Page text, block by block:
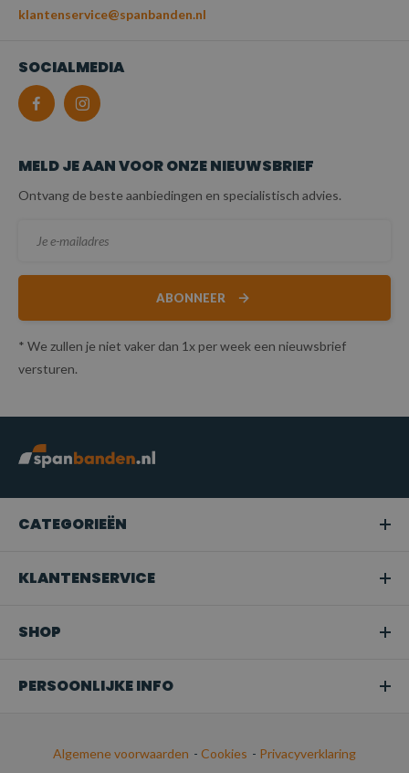
klantenservice@spanbanden.nl
SOCIALMEDIA
MELD JE AAN VOOR ONZE NIEUWSBRIEF
Ontvang de beste aanbiedingen en specialistisch advies.
ABONNEER
* We zullen je niet vaker dan 1x per week een nieuwsbrief
versturen.
CATEGORIEËN
KLANTENSERVICE
SHOP
PERSOONLIJKE INFO
Algemene voorwaarden - Cookies - Privacyverklaring